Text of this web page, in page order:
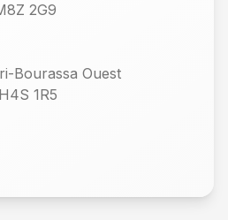
2G9
Bourassa Ouest
1R5